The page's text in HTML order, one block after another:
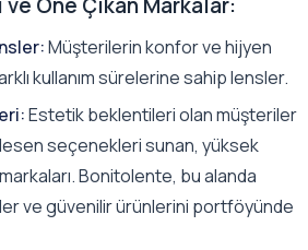
Müşterilerin konfor ve hijyen
kullanım sürelerine sahip lensler.
Estetik beklentileri olan müşteriler
seçenekleri sunan, yüksek
Bonitolente, bu alanda
ve güvenilir ürünlerini portföyünde